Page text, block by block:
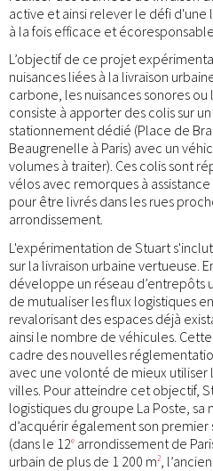
active et ainsi relever le défi d'une
à la fois efficace et écoresponsable.
L’objectif de ce projet
nuisances liées à la livraison
carbone, les nuisances sonores
consiste à apporter des colis sur
stationnement dédié (Place de
Beaugrenelle à Paris) avec un
volumes à traiter). Ces colis sont
vélos avec remorques à
pour être livrés dans les rues
arrondissement.
L'expérimentation de Stuart
sur la livraison urbaine vertueuse.
développe un réseau d’entrepôts
de mutualiser les flux logistiques
revalorisant des espaces déjà
ainsi le nombre de véhicules.
cadre des nouvelles
avec une volonté de mieux
villes. Pour atteindre cet objectif,
logistiques du groupe La Poste, sa
d’acquérir également son
(dans le 12e arrondissement de
urbain de plus de 1 200 m2
,